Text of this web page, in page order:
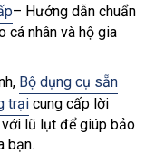
– Hướng dẫn chuẩn
cá nhân và hộ gia
Bộ dụng cụ sẵn
trại cung cấp lời
lũ lụt để giúp bảo
bạn.